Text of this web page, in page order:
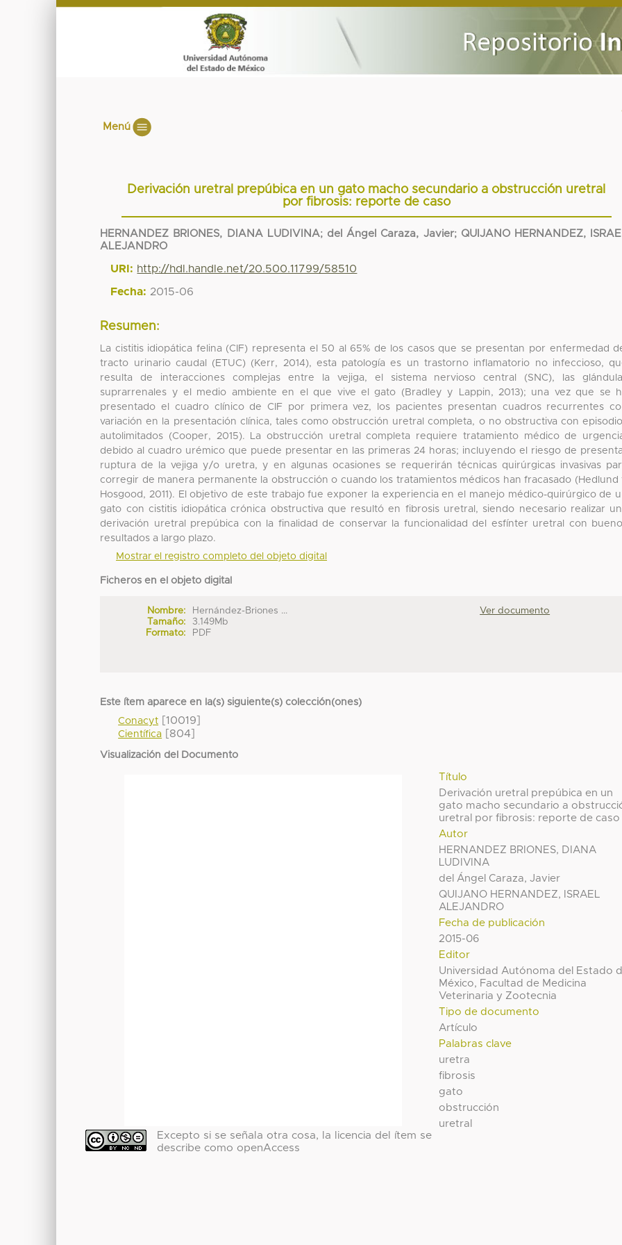
Menú
Derivación uretral prepúbica en un gato macho secundario a obstrucción uretral
por fibrosis: reporte de caso
HERNANDEZ BRIONES, DIANA LUDIVINA; del Ángel Caraza, Javier; QUIJANO HERNANDEZ,
ALEJANDRO
URI: http://hdl.handle.net/20.500.11799/58510
Fecha: 2015-06
Resumen:
La cistitis idiopática felina (CIF) representa el 50 al 65% de los casos que se presentan por enfermedad
tracto urinario caudal (ETUC) (Kerr, 2014), esta patología es un trastorno inflamatorio no infeccioso,
resulta de interacciones complejas entre la vejiga, el sistema nervioso central (SNC), las
suprarrenales y el medio ambiente en el que vive el gato (Bradley y Lappin, 2013); una vez que se
presentado el cuadro clínico de CIF por primera vez, los pacientes presentan cuadros recurrentes
variación en la presentación clínica, tales como obstrucción uretral completa, o no obstructiva con
autolimitados (Cooper, 2015). La obstrucción uretral completa requiere tratamiento médico de
debido al cuadro urémico que puede presentar en las primeras 24 horas; incluyendo el riesgo de
ruptura de la vejiga y/o uretra, y en algunas ocasiones se requerirán técnicas quirúrgicas invasivas
corregir de manera permanente la obstrucción o cuando los tratamientos médicos han fracasado (Hedlund
Hosgood, 2011). El objetivo de este trabajo fue exponer la experiencia en el manejo médico-quirúrgico de
gato con cistitis idiopática crónica obstructiva que resultó en fibrosis uretral, siendo necesario realizar
derivación uretral prepúbica con la finalidad de conservar la funcionalidad del esfínter uretral con
resultados a largo plazo.
Mostrar el registro completo del objeto digital
Ficheros en el objeto digital
Nombre:
Hernández-Briones ...
Tamaño:
3.149Mb
Formato:
PDF
Ver documento
Este ítem aparece en la(s) siguiente(s) colección(ones)
Conacyt [10019]
Científica [804]
Visualización del Documento
Título
Derivación uretral prepúbica en un
gato macho secundario a
uretral por fibrosis: reporte de caso
Autor
HERNANDEZ BRIONES, DIANA
LUDIVINA
del Ángel Caraza, Javier
QUIJANO HERNANDEZ, ISRAEL
ALEJANDRO
Fecha de publicación
2015-06
Editor
Universidad Autónoma del Estado
México, Facultad de Medicina
Veterinaria y Zootecnia
Tipo de documento
Artículo
Palabras clave
uretra
fibrosis
gato
obstrucción
uretral
Excepto si se señala otra cosa, la licencia del ítem se
describe como openAccess